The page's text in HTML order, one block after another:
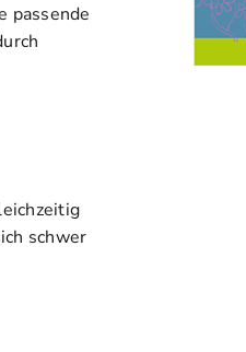
passende
schwer